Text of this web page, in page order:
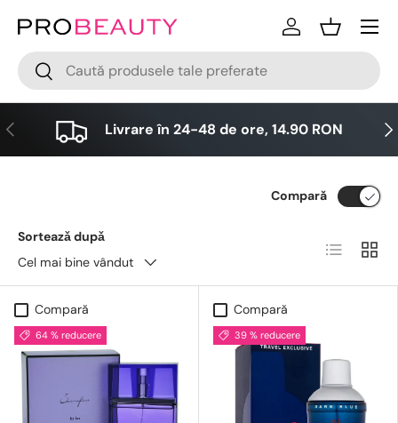
Sari la conținut
Cǎutare
Cǎutare
LogareCos
Meniu
Anterior Livrare în 24-48 de ore, 14.90 RON
Sorteazǎ dupǎ
Cel mai bine vândut
Compară
Lista Grid
Compară
64 % reducere
Compară
39 % reducere